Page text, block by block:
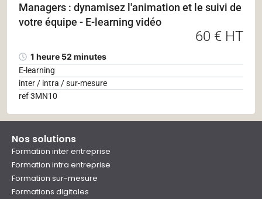
Managers : dynamisez l'animation et le suivi de
votre équipe - E-learning vidéo
60 € HT
1 heure 52 minutes
E-learning
inter / intra / sur-mesure
ref 3MN10
Nos solutions
Formation inter entreprise
Formation intra entreprise
Formation sur-mesure
Formations digitales